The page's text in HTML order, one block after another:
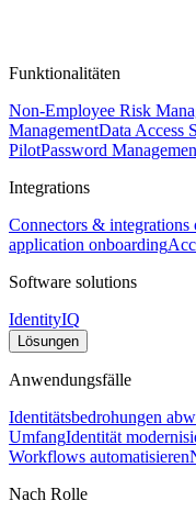
Funktionalitäten
Non-Employee Risk
ManagementData Access
PilotPassword
Integrations
Connectors & integrations
application onboarding
Software solutions
IdentityIQ
Lösungen
Anwendungsfälle
Identitätsbedrohungen
UmfangIdentität
Workflows automatisieren
Nach Rolle